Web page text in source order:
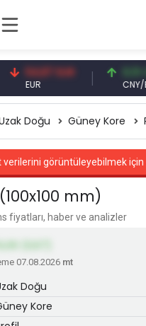
EUR 0,13 CNY
CNY/EUR
Doğu Güney Kore
verilerini görüntüleyebilmek için
mm)
fiyatları, haber ve analizler
07.08.2026 mt
Doğu
Kore